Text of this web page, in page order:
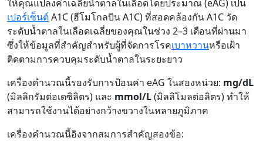
ให้คุณแปลงค่าเฉลี่ยน้ำตาลในเลือดโดยประมาณ (eAG) เป็น
เปอร์เซ็นต์A1C (ฮีโมโกลบิน A1C) ที่สอดคล้องกัน A1C วัด
ระดับน้ำตาลในเลือดเฉลี่ยของคุณในช่วง 2–3 เดือนที่ผ่านมา
ซึ่งให้ข้อมูลที่สำคัญสำหรับผู้ที่จัดการโรคเบาหวานหรือเฝ้า
ติดตามการควบคุมระดับน้ำตาลในระยะยาว
เครื่องคำนวณนี้รองรับการป้อนค่า eAG ในสองหน่วย: mg/dL
(มิลลิกรัมต่อเดซิลิตร) และ mmol/L(มิลลิโมลต่อลิตร) ทำให้
สามารถใช้งานได้อย่างกว้างขวางในหลายภูมิภาค
เครื่องคำนวณนี้อิงจากสมการสำคัญสองข้อ: